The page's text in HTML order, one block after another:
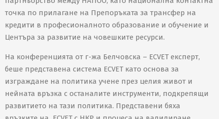
точка по прилагане на Препоръката за трансфер на
кредити в професионалното образование и обучение и
Центъра за развитие на човешките ресурси.
На конференцията от г-жа Белчовска – ECVET експерт,
беше представена система ECVET като основа за
изграждане на политика учене през целия живот и
нейната връзка с останалите инструменти, подкрепящи
развитието на тази политика. Представени бяха